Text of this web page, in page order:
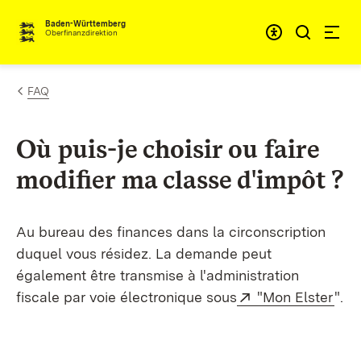
Passer au contenu
Baden-Württemberg
Oberfinanzdirektion
FAQ
Où puis-je choisir ou faire
modifier ma classe d'impôt ?
Au bureau des finances dans la circonscription
duquel vous résidez. La demande peut
également être transmise à l'administration
fiscale par voie électronique sous
Externe:
"Mon Elster".